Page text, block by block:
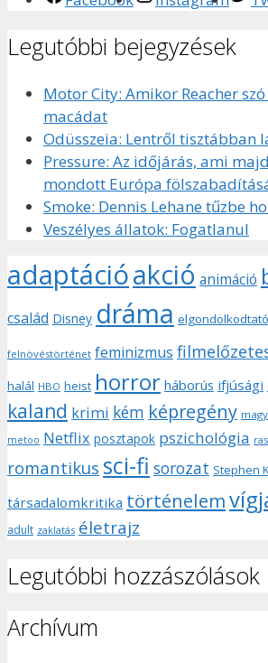
Legutóbbi bejegyzések
Motor City: Amikor Reacher
macádat
Odüsszeia: Lentről tisztábban
Pressure: Az időjárás, ami
mondott Európa
Smoke: Dennis Lehane tűzbe
Veszélyes állatok: Fogatlanul
adaptációakció animáció
család Disney dráma elgondolkodtató
felnövéstörténet feminizmus
halál HBO heist horror háborús ifjúsági
kaland krimi kém képregény
metoo Netflix posztapok pszichológia
romantikus sci-fi sorozat Stephen
társadalomkritika történelem
adult zaklatás életrajz
Legutóbbi hozzászólások
Archívum